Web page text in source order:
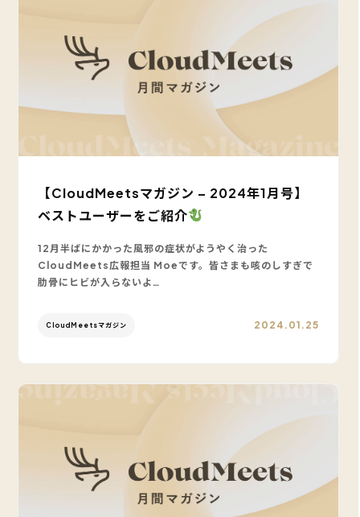
【CloudMeetsマガジン – 2024年1月号】
ベストユーザーをご紹介
12月半ばにかかった風邪の症状がようやく治った
CloudMeets広報担当 Moeです。皆さまも咳のしすぎで
肋骨にヒビが入らないよ…
CloudMeetsマガジン 2024.01.25